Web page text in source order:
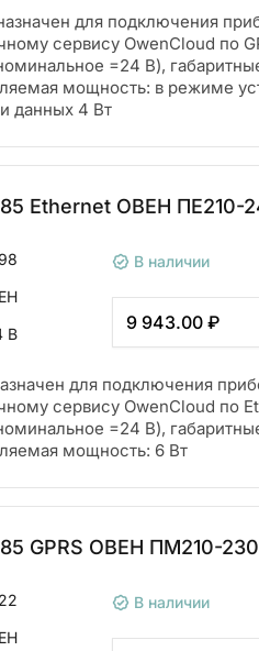
для подключения
сервису OwenCloud по
=24 В),
мощность: в режиме
данных 4 Вт
Ethernet ОВЕН ПЕ210-
В
В наличии
9 943.00 ₽
для подключения
сервису OwenCloud по
=24 В),
мощность: 6 Вт
GPRS ОВЕН ПМ210-230
В наличии